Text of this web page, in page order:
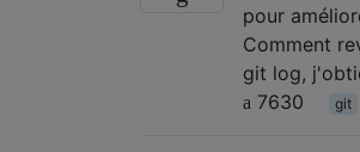
pour
Comment
git log,
7630
git